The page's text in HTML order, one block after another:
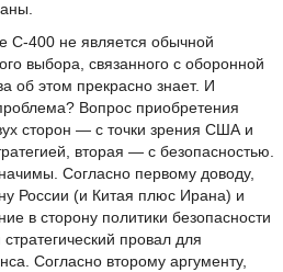
С-400 не является обычной
выбора, связанного с оборонной
об этом прекрасно знает. И
Вопрос приобретения
сторон — с точки зрения США и
вторая — с безопасностью.
Согласно первому доводу,
России (и Китая плюс Ирана) и
в сторону политики безопасности
провал для
Согласно второму аргументу,